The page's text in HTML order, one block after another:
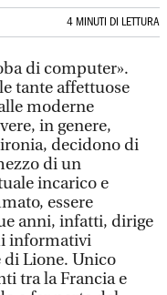
4 MINUTI DI LETTURA
di computer».
tante affettuose
moderne
in genere,
decidono di
di un
incarico e
essere
anni, infatti, dirige
informativi
di Lione. Unico
tra la Francia e